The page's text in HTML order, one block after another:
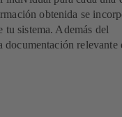
obtenida se
tu sistema. Además del
documentación relevante